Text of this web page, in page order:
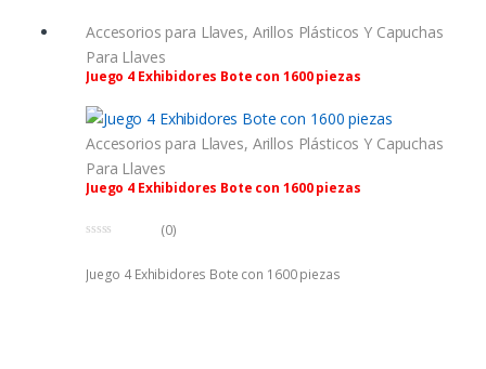
Accesorios para Llaves, Arillos Plásticos Y Capuchas
Para Llaves
Juego 4 Exhibidores Bote con 1600 piezas
Accesorios para Llaves, Arillos Plásticos Y Capuchas
Para Llaves
Juego 4 Exhibidores Bote con 1600 piezas
u
e
(0)
Juego 4 Exhibidores Bote con 1600 piezas